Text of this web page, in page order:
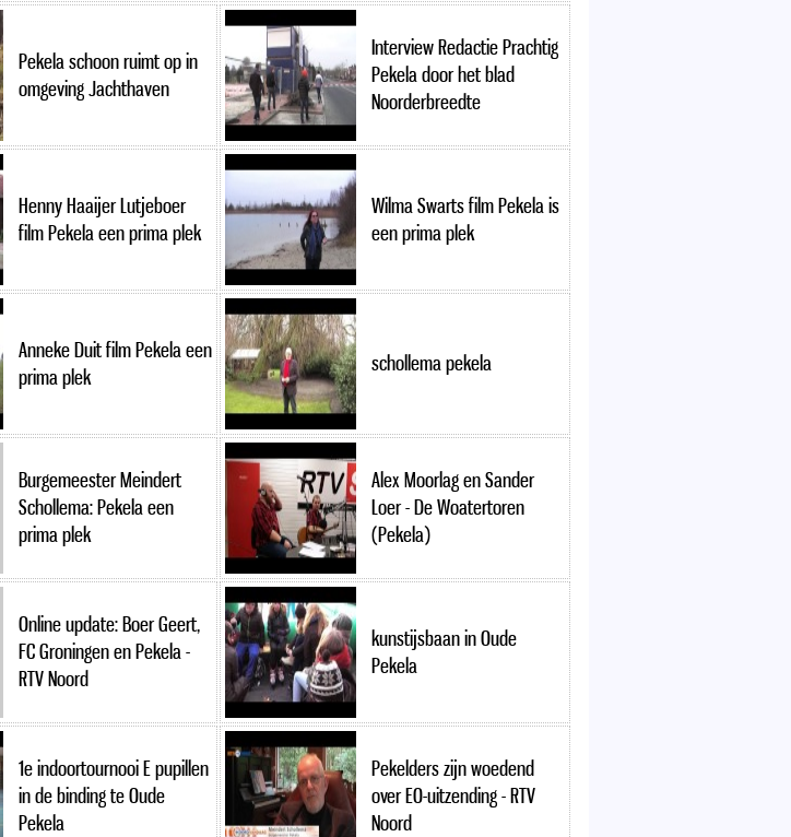
Pekela schoon ruimt op in
omgeving Jachthaven
Interview Redactie Prachtig
Pekela door het blad
Noorderbreedte
Henny Haaijer Lutjeboer
film Pekela een prima plek
Wilma Swarts film Pekela is
een prima plek
Anneke Duit film Pekela een
prima plek
schollema pekela
Burgemeester Meindert
Schollema: Pekela een
prima plek
Alex Moorlag en Sander
Loer - De Woatertoren
(Pekela)
Online update: Boer Geert,
FC Groningen en Pekela -
RTV Noord
kunstijsbaan in Oude
Pekela
1e indoortournooi E pupillen
in de binding te Oude
Pekela
Pekelders zijn woedend
over EO-uitzending - RTV
Noord